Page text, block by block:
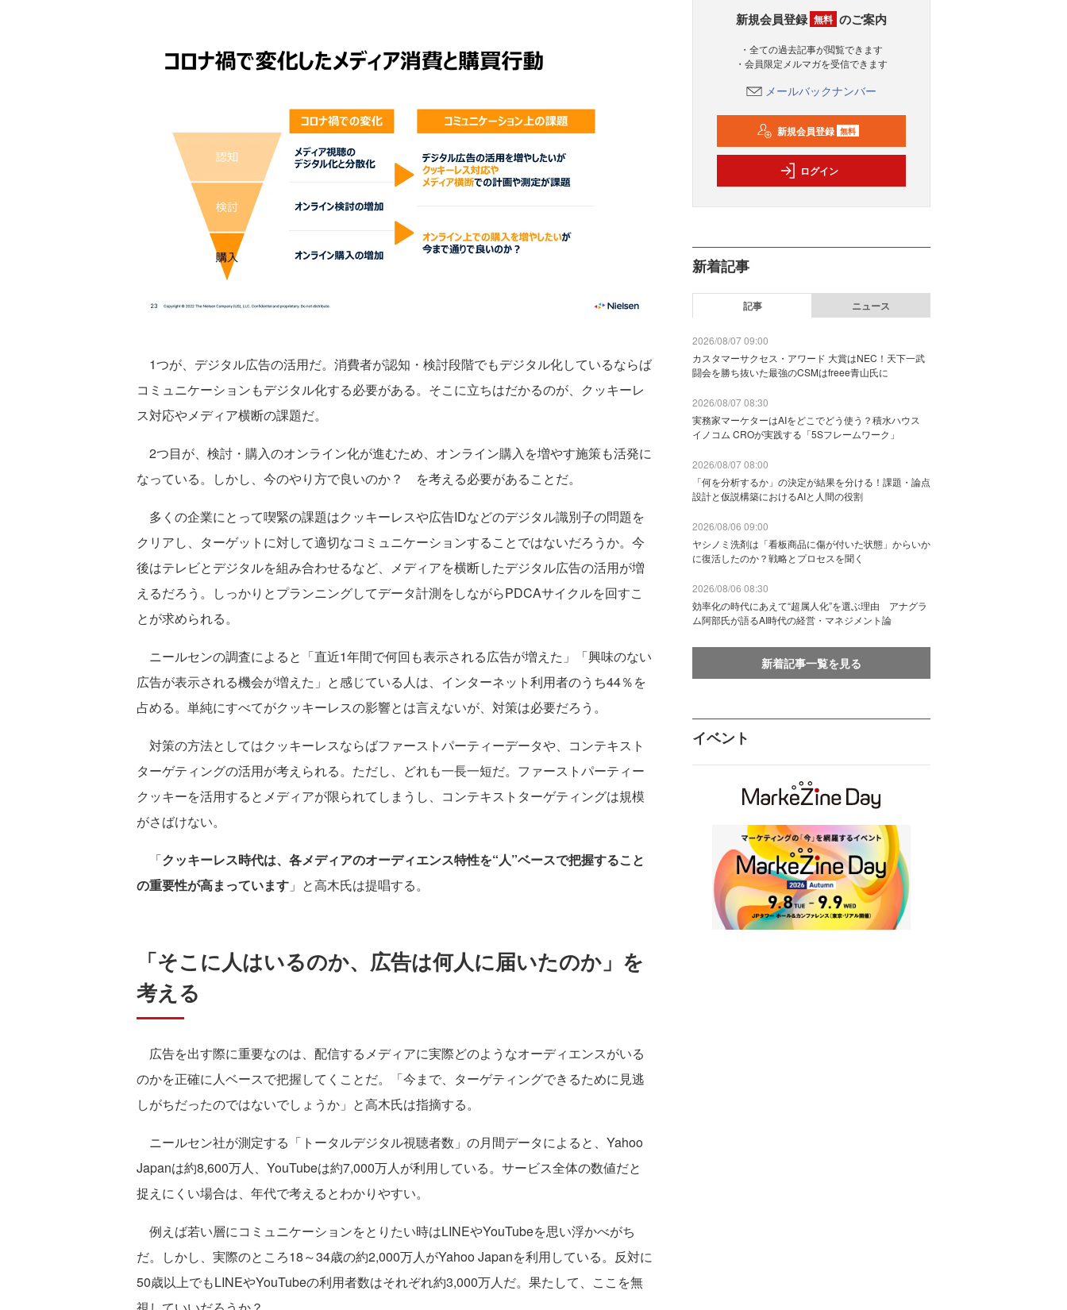
1つが、デジタル広告の活用だ。消費者が認知・検討段階でもデジタル化しているならば
コミュニケーションもデジタル化する必要がある。そこに立ちはだかるのが、クッキーレ
ス対応やメディア横断の課題だ。
2つ目が、検討・購入のオンライン化が進むため、オンライン購入を増やす施策も活発に
なっている。しかし、今のやり方で良いのか？ を考える必要があることだ。
多くの企業にとって喫緊の課題はクッキーレスや広告IDなどのデジタル識別子の問題を
クリアし、ターゲットに対して適切なコミュニケーションすることではないだろうか。今
後はテレビとデジタルを組み合わせるなど、メディアを横断したデジタル広告の活用が増
えるだろう。しっかりとプランニングしてデータ計測をしながらPDCAサイクルを回すこ
とが求められる。
ニールセンの調査によると「直近1年間で何回も表示される広告が増えた」「興味のない
広告が表示される機会が増えた」と感じている人は、インターネット利用者のうち44％を
占める。単純にすべてがクッキーレスの影響とは言えないが、対策は必要だろう。
対策の方法としてはクッキーレスならばファーストパーティーデータや、コンテキスト
ターゲティングの活用が考えられる。ただし、どれも一長一短だ。ファーストパーティー
クッキーを活用するとメディアが限られてしまうし、コンテキストターゲティングは規模
がさばけない。
「クッキーレス時代は、各メディアのオーディエンス特性を“人”ベースで把握すること
の重要性が高まっています 」と高木氏は提唱する。
「そこに人はいるのか、広告は何人に届いたのか」を
考える
広告を出す際に重要なのは、配信するメディアに実際どのようなオーディエンスがいる
のかを正確に人ベースで把握してくことだ。「今まで、ターゲティングできるために見逃
しがちだったのではないでしょうか」と高木氏は指摘する。
ニールセン社が測定する「トータルデジタル視聴者数」の月間データによると、Yahoo
Japanは約8,600万人、YouTubeは約7,000万人が利用している。サービス全体の数値だと
捉えにくい場合は、年代で考えるとわかりやすい。
例えば若い層にコミュニケーションをとりたい時はLINEやYouTubeを思い浮かべがち
だ。しかし、実際のところ18～34歳の約2,000万人がYahoo Japanを利用している。反対に
50歳以上でもLINEやYouTubeの利用者数はそれぞれ約3,000万人だ。果たして、ここを無
新規会員登録 無料 のご案内
・全ての過去記事が閲覧できます
・会員限定メルマガを受信できます
メールバックナンバー
新規会員登録 無料
ログイン
新着記事
記事 ニュース
2026/08/07 09:00
カスタマーサクセス・アワード 大賞はNEC！天下一武
闘会を勝ち抜いた最強のCSMはfreee青山氏に
2026/08/07 08:30
実務家マーケターはAIをどこでどう使う？積水ハウス
イノコム CROが実践する「5Sフレームワーク」
2026/08/07 08:00
「何を分析するか」の決定が結果を分ける！課題・論点
設計と仮説構築におけるAIと人間の役割
2026/08/06 09:00
ヤシノミ洗剤は「看板商品に傷が付いた状態」からいか
に復活したのか？戦略とプロセスを聞く
2026/08/06 08:30
効率化の時代にあえて“超属人化”を選ぶ理由 アナグラ
ム阿部氏が語るAI時代の経営・マネジメント論
新着記事一覧を見る
イベント